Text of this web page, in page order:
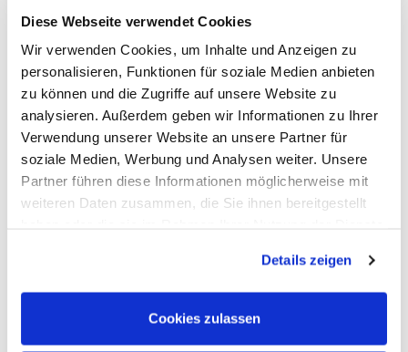
Diese Webseite verwendet Cookies
Wir verwenden Cookies, um Inhalte und Anzeigen zu
personalisieren, Funktionen für soziale Medien anbieten
zu können und die Zugriffe auf unsere Website zu
analysieren. Außerdem geben wir Informationen zu Ihrer
Verwendung unserer Website an unsere Partner für
soziale Medien, Werbung und Analysen weiter. Unsere
Partner führen diese Informationen möglicherweise mit
weiteren Daten zusammen, die Sie ihnen bereitgestellt
Details zeigen
Cookies zulassen
Optionen, Zubehör
Digilent
Keysight Technologies
Micsig
PeakTech
Pico Technology
Red Pitaya
Rigol
Rohde & Schwarz
Siglent
Clampman
Stromzangen-Messgeräte
Leistungs-Analyse, SMU, Batterietest